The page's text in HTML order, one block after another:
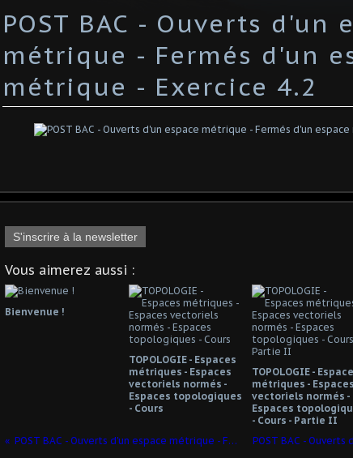
POST BAC - Ouverts d'un
métrique - Fermés d'un
métrique - Exercice 4.2
S'inscrire à la newsletter
Vous aimerez aussi :
Bienvenue !
TOPOLOGIE - Espaces
métriques - Espaces
vectoriels normés -
Espaces topologiques
- Cours
TOPOLOGIE -
métriques - Espaces
vectoriels normés -
Espaces
- Cours - Partie II
POST BAC - Ouverts d'un espace métrique - Fermés d'un espace métrique - Exercice 4.3